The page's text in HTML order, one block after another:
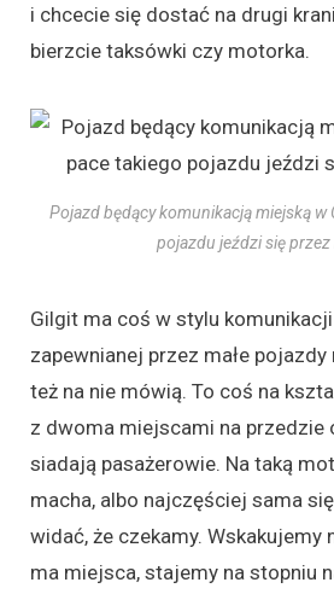
i chcecie się dostać na drugi
bierzcie taksówki czy motorka.
Pojazd będący komunikacją miejską w
pojazdu jeździ się przez
Gilgit ma coś w stylu
zapewnianej przez małe pojazdy
też na nie mówią. To coś na
z dwoma miejscami na przedzie
siadają pasażerowie. Na taką
macha, albo najczęściej sama
widać, że czekamy. Wskakujemy
ma miejsca, stajemy na stopniu